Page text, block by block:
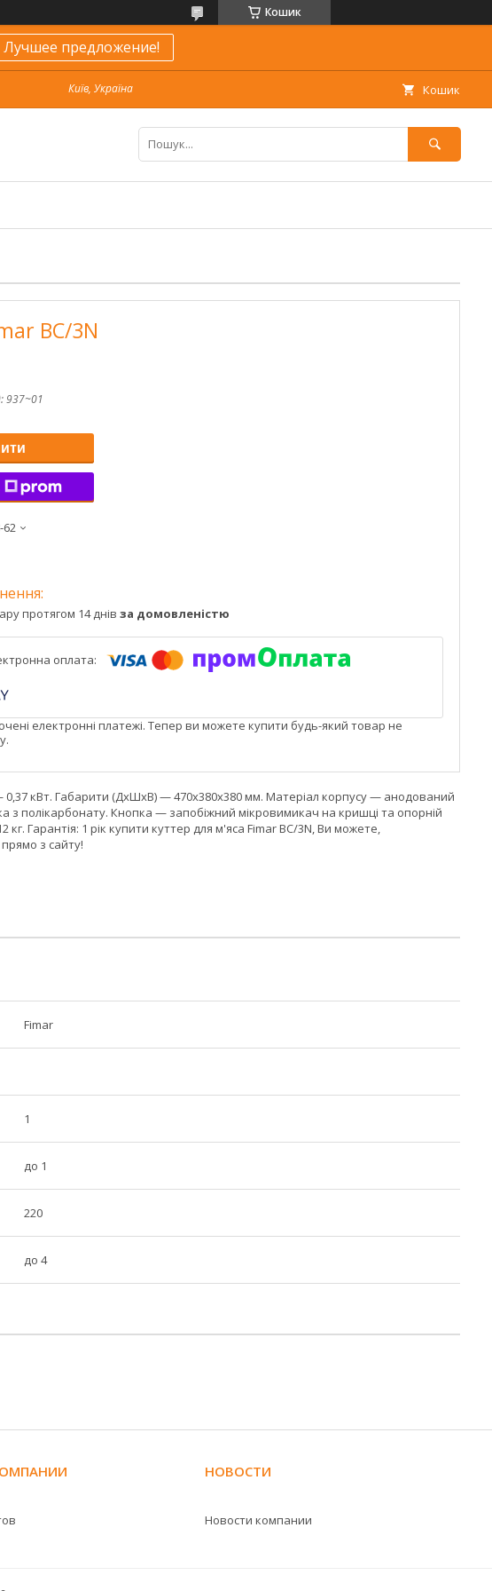
Кошик
Лучшее предложение!
Київ, Україна Кошик
BC/3N
937~01
62
протягом 14 днів за домовленістю
електронні платежі. Тепер ви можете купити будь-який товар не
0,37 кВт. Габарити (ДхШхВ) — 470х380х380 мм. Матеріал корпусу — анодований
з полікарбонату. Кнопка — запобіжний мікровимикач на кришці та опорній
Гарантія: 1 рік купити куттер для м'яса Fimar BC/3N, Ви можете,
з сайту!
Fimar
1
до 1
220
до 4
НОВОСТИ
Новости компании